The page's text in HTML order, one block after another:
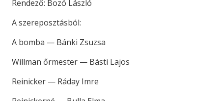
Rendező: Bozó László
A szereposztásból:
A bomba — Bánki Zsuzsa
Willman őrmester — Básti Lajos
Reinicker — Ráday Imre